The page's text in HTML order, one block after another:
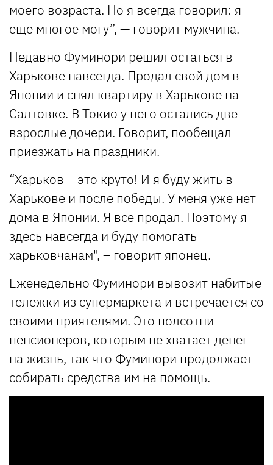
моего возраста. Но я всегда говорил: я
еще многое могу”, — говорит мужчина.
Недавно Фуминори решил остаться в
Харькове навсегда. Продал свой дом в
Японии и снял квартиру в Харькове на
Салтовке. В Токио у него остались две
взрослые дочери. Говорит, пообещал
приезжать на праздники.
“Харьков – это круто! И я буду жить в
Харькове и после победы. У меня уже нет
дома в Японии. Я все продал. Поэтому я
здесь навсегда и буду помогать
харьковчанам", – говорит японец.
Еженедельно Фуминори вывозит набитые
тележки из супермаркета и встречается со
своими приятелями. Это полсотни
пенсионеров, которым не хватает денег
на жизнь, так что Фуминори продолжает
собирать средства им на помощь.